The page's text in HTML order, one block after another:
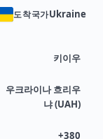
도착국가Ukraine
키이우
우크라이나 흐리우
냐 (UAH)
+380